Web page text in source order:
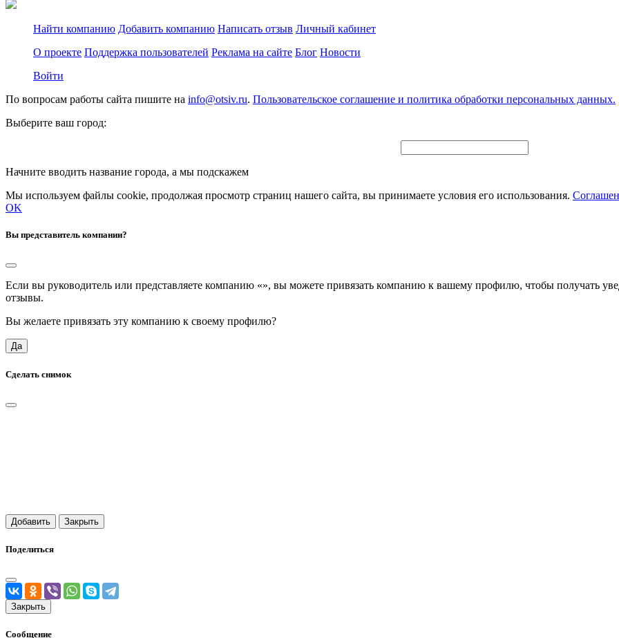
Найти компанию Добавить компанию Написать отзыв Личный кабинет
О проекте Поддержка пользователей Реклама на сайте Блог Новости
Войти
По вопросам работы сайта пишите на info@otsiv.ru. Пользовательское соглашение и политика обработки персональных данных.
Выберите ваш город:
Начните вводить название города, а мы подскажем
Мы используем файлы cookie, продолжая просмотр страниц нашего сайта, вы принимаете условия его использования.
OK
Вы представитель компании?
Если вы руководитель или представляете компанию «», вы можете привязать компанию к вашему профилю, чтобы получать
отзывы.
Вы желаете привязать эту компанию к своему профилю?
Да
Сделать снимок
Добавить Закрыть
Поделиться
Закрыть
Сообщение